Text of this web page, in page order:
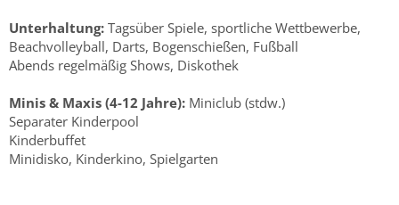
Unterhaltung: Tagsüber Spiele, sportliche Wettbewerbe,
Beachvolleyball, Darts, Bogenschießen, Fußball
Abends regelmäßig Shows, Diskothek
Minis & Maxis (4-12 Jahre): Miniclub (stdw.)
Separater Kinderpool
Kinderbuffet
Minidisko, Kinderkino, Spielgarten